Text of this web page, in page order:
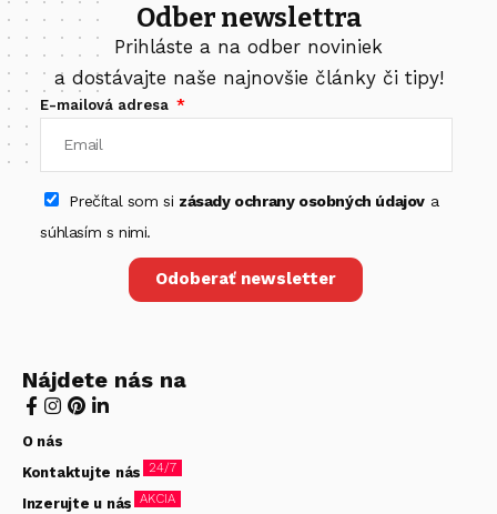
Odber newslettra
Prihláste a na odber noviniek
a dostávajte naše najnovšie články či tipy!
E-mailová adresa
Prečítal som si zásady ochrany osobných údajova
súhlasím s nimi.
Odoberať newsletter
Nájdete nás na
O nás
Kontaktujte nás 24/7
Inzerujte u nás AKCIA